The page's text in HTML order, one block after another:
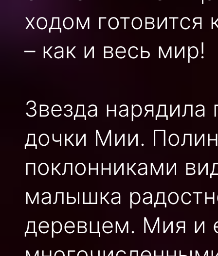
ходом
– как и весь мир!
Звезда
дочки Мии.
поклонниками
малышка
деревцем. Мия и